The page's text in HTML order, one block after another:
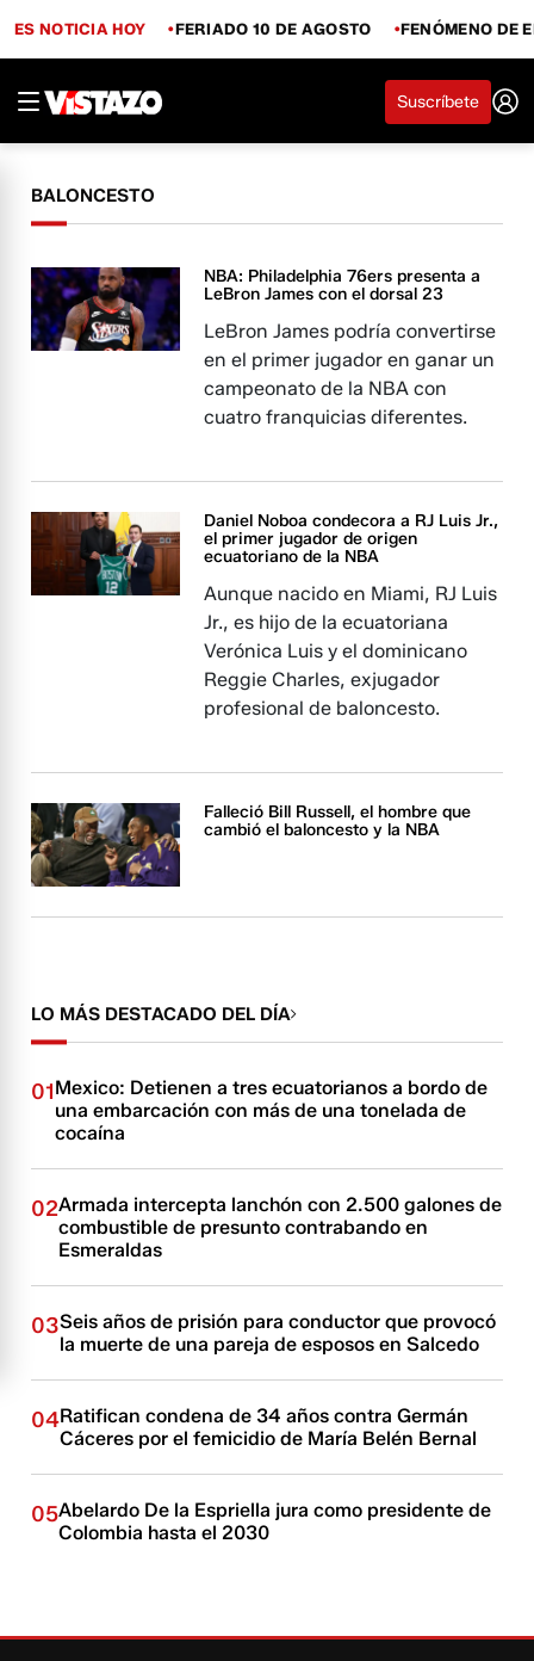
ES NOTICIA HOY FERIADO 10 DE AGOSTO FENÓMENO DE
Suscríbete
BALONCESTO
NBA: Philadelphia 76ers presenta a
LeBron James con el dorsal 23
LeBron James podría convertirse
en el primer jugador en ganar un
campeonato de la NBA con
cuatro franquicias diferentes.
Daniel Noboa condecora a RJ Luis Jr.,
el primer jugador de origen
ecuatoriano de la NBA
Aunque nacido en Miami, RJ Luis
Jr., es hijo de la ecuatoriana
Verónica Luis y el dominicano
Reggie Charles, exjugador
profesional de baloncesto.
Falleció Bill Russell, el hombre que
cambió el baloncesto y la NBA
LO MÁS DESTACADO DEL DÍA
01Mexico: Detienen a tres ecuatorianos a bordo de
una embarcación con más de una tonelada de
cocaína
02Armada intercepta lanchón con 2.500 galones de
combustible de presunto contrabando en
Esmeraldas
03Seis años de prisión para conductor que provocó
la muerte de una pareja de esposos en Salcedo
04Ratifican condena de 34 años contra Germán
Cáceres por el femicidio de María Belén Bernal
05Abelardo De la Espriella jura como presidente de
Colombia hasta el 2030